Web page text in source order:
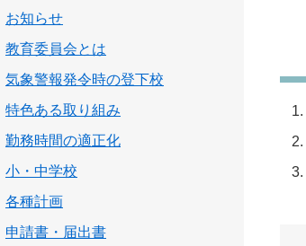
お知らせ
教育委員会とは
気象警報発令時の登下校
特色ある取り組み
勤務時間の適正化
小・中学校
各種計画
申請書・届出書